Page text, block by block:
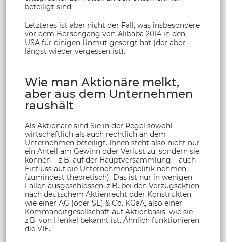
beteiligt sind.
Letzteres ist aber nicht der Fall, was insbesondere
vor dem Börsengang von Alibaba 2014 in den
USA für einigen Unmut gesorgt hat (der aber
längst wieder vergessen ist).
Wie man Aktionäre melkt,
aber aus dem Unternehmen
raushält
Als Aktionäre sind Sie in der Regel sowohl
wirtschaftlich als auch rechtlich an dem
Unternehmen beteiligt. Ihnen steht also nicht nur
ein Anteil am Gewinn oder Verlust zu, sondern sie
können – z.B. auf der Hauptversammlung – auch
Einfluss auf die Unternehmenspolitik nehmen
(zumindest theoretisch). Das ist nur in wenigen
Fällen ausgeschlossen, z.B. bei den Vorzugsaktien
nach deutschem Aktienrecht oder Konstrukten
wie einer AG (oder SE) & Co. KGaA, also einer
Kommanditgesellschaft auf Aktienbasis, wie sie
z.B. von Henkel bekannt ist. Ähnlich funktionieren
die VIE.